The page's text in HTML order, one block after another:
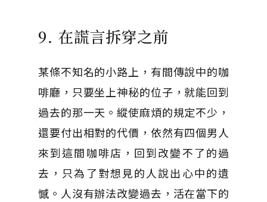
9. 在謊言拆穿之前
某條不知名的小路上，有間傳說中的咖
啡廳，只要坐上神秘的位子，就能回到
過去的那一天。縱使麻煩的規定不少，
還要付出相對的代價，依然有四個男人
來到這間咖啡店，回到改變不了的過
去，只為了對想見的人說出心中的遺
憾。人沒有辦法改變過去，活在當下的